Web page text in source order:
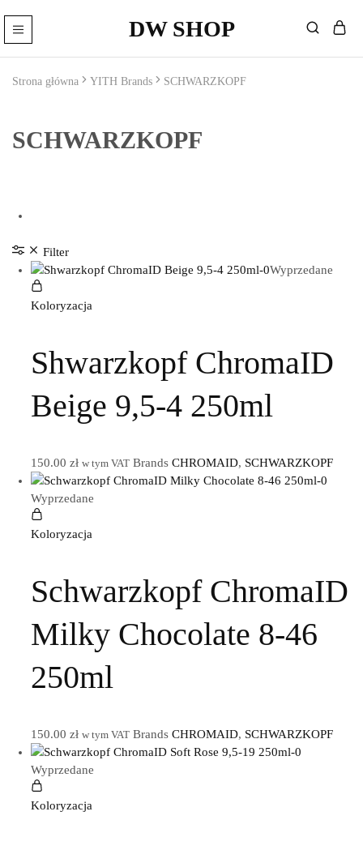
DW SHOP
Shop
Fryzjerskie
Sklep
–
Strona główna YITH Brands SCHWARZKOPF
SCHWARZKOPF
Filter
Wyprzedane
Koloryzacja
Shwarzkopf ChromaID
Beige 9,5-4 250ml
150.00 zł w tym VATBrands CHROMAID, SCHWARZKOPF
Wyprzedane
Koloryzacja
Schwarzkopf ChromaID
Milky Chocolate 8-46
250ml
150.00 zł w tym VATBrands CHROMAID, SCHWARZKOPF
Wyprzedane
Koloryzacja